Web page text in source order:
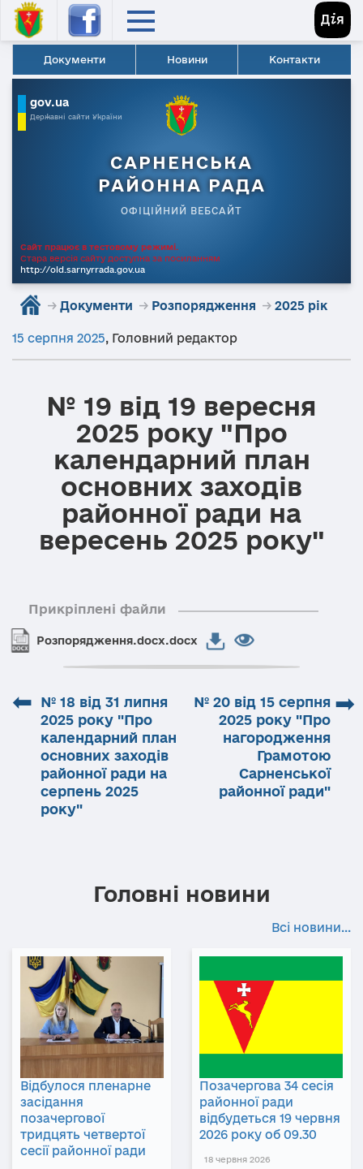
Документи Новини Контакти
gov.ua
Державні сайти України
САРНЕНСЬКА
РАЙОННА РАДА
ОФІЦІЙНИЙ ВЕБСАЙТ
Сайт працює в тестовому режимі.
Стара версія сайту доступна за посиланням
http://old.sarnyrrada.gov.ua
→ Документи → Розпорядження → 2025 рік
15 серпня 2025, Головний редактор
№ 19 від 19 вересня
2025 року "Про
календарний план
основних заходів
районної ради на
вересень 2025 року"
Прикріплені файли
Розпорядження.docx.docx
⬅
№ 18 від 31 липня
2025 року "Про
календарний план
основних заходів
районної ради на
серпень 2025
року"
➡
№ 20 від 15 серпня
2025 року "Про
нагородження
Грамотою
Сарненської
районної ради"
Головні новини
Всі новини...
Відбулося пленарне
засідання
позачергової
тридцять четвертої
сесії районної ради
Позачергова 34 сесія
районної ради
відбудеться 19 червня
2026 року об 09.30
18 червня 2026